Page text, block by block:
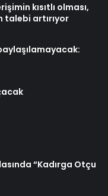
kısıtlı olması,
artırıyor
“Kadırga Otçu